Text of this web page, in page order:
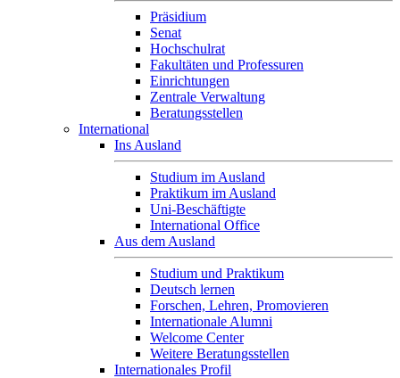
Präsidium
Senat
Hochschulrat
Fakultäten und Professuren
Einrichtungen
Zentrale Verwaltung
Beratungsstellen
International
Ins Ausland
Studium im Ausland
Praktikum im Ausland
Uni-Beschäftigte
International Office
Aus dem Ausland
Studium und Praktikum
Deutsch lernen
Forschen, Lehren, Promovieren
Internationale Alumni
Welcome Center
Weitere Beratungsstellen
Internationales Profil